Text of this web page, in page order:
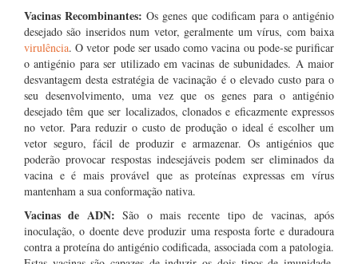
Vacinas Recombinantes:Os genes que codificam para o antigénio
desejado são inseridos num vetor, geralmente um vírus, com baixa
virulência. O vetor pode ser usado como vacina ou pode-se purificar
o antigénio para ser utilizado em vacinas de subunidades. A maior
desvantagem desta estratégia de vacinação é o elevado custo para o
seu desenvolvimento, uma vez que os genes para o antigénio
desejado têm que ser localizados, clonados e eficazmente expressos
no vetor. Para reduzir o custo de produção o ideal é escolher um
vetor seguro, fácil de produzir e armazenar. Os antigénios que
poderão provocar respostas indesejáveis podem ser eliminados da
vacina e é mais provável que as proteínas expressas em vírus
mantenham a sua conformação nativa.
Vacinas de ADN:São o mais recente tipo de vacinas, após
inoculação, o doente deve produzir uma resposta forte e duradoura
contra a proteína do antigénio codificada, associada com a patologia.